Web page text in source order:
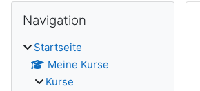
Blöcke
Navigation
Startseite
Meine Kurse
Kurse